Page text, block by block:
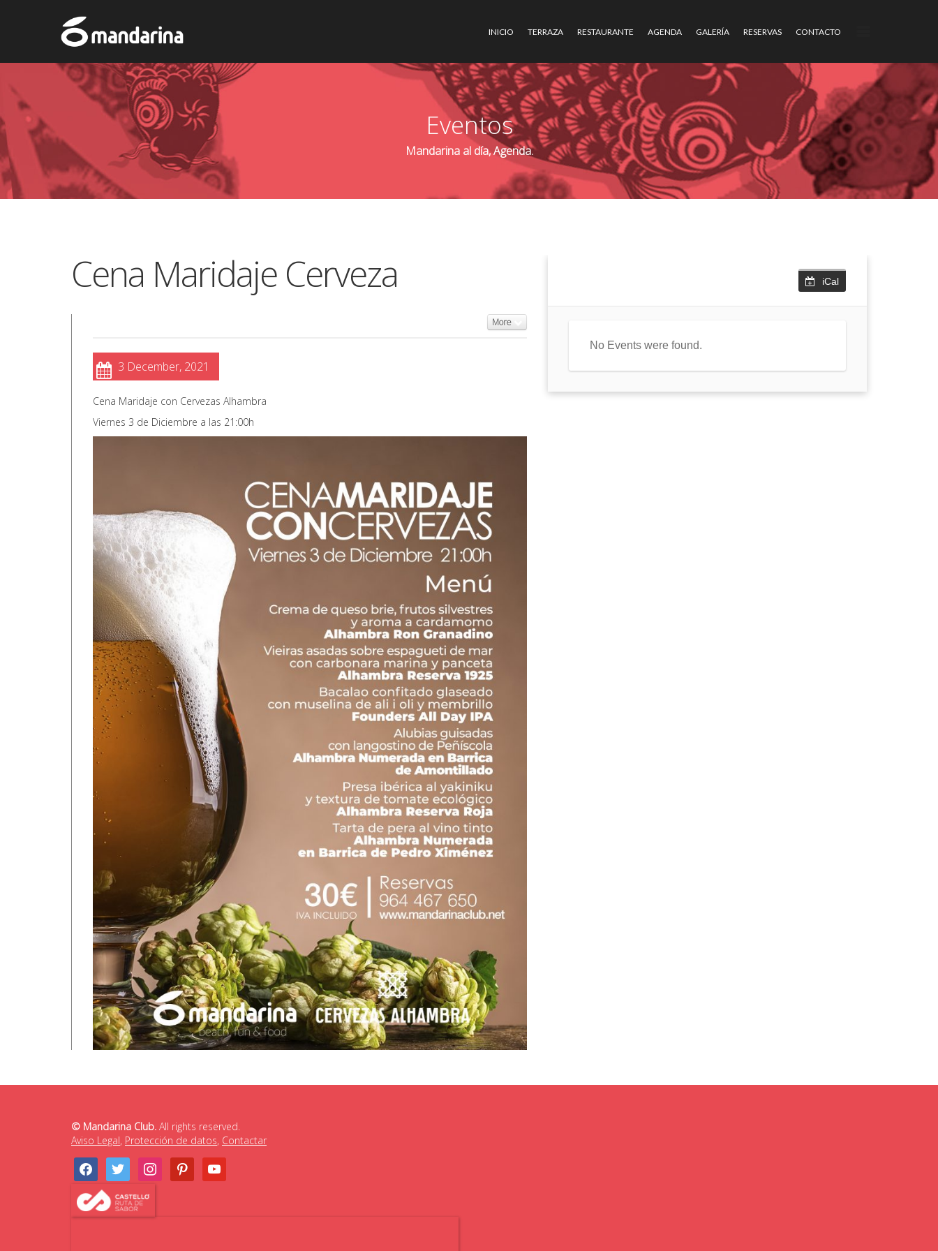
INICIO TERRAZA RESTAURANTE AGENDA GALERÍA RESERVAS CONTACTO
Eventos
Mandarina al día, Agenda.
Cena Maridaje Cerveza
More
3 December, 2021
Cena Maridaje con Cervezas Alhambra
Viernes 3 de Diciembre a las 21:00h
iCal
No Events were found.
© Mandarina Club. All rights reserved.
Aviso Legal, Protección de datos, Contactar
facebooktwitter instagrampinterestyoutube